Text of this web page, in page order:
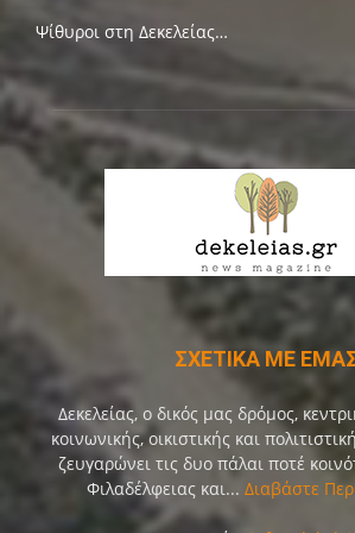
Ψίθυροι στη Δεκελείας…
ΣΧΕΤΙΚΑ ΜΕ
Δεκελείας, ο δικός μας δρόμος,
κοινωνικής, οικιστικής και
ζευγαρώνει τις δυο πάλαι ποτέ
Φιλαδέλφειας και... Διαβάστε